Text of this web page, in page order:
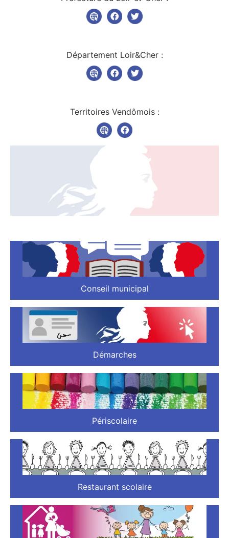
Département Loir&Cher :
Territoires Vendômois :
Conseil municipal
Démarches
Périscolaire
Restaurant scolaire